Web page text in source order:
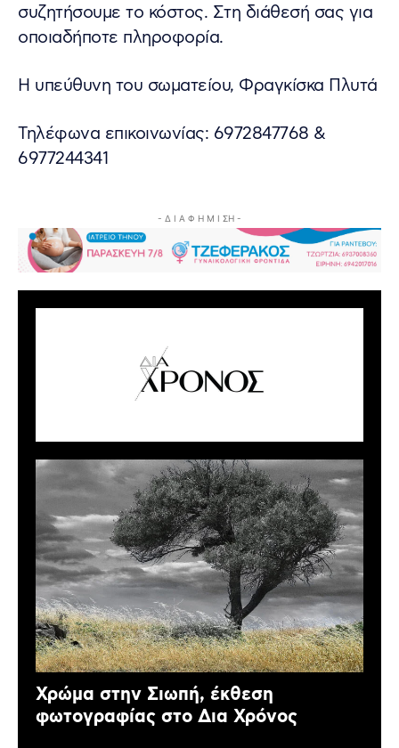
συζητήσουμε το κόστος. Στη διάθεσή σας για
οποιαδήποτε πληροφορία.
Η υπεύθυνη του σωματείου, Φραγκίσκα Πλυτά
Τηλέφωνα επικοινωνίας: 6972847768 &
6977244341
- Δ Ι Α Φ Η Μ Ι ΣΗ -
Χρώμα στην Σιωπή, έκθεση
φωτογραφίας στο Δια Χρόνος